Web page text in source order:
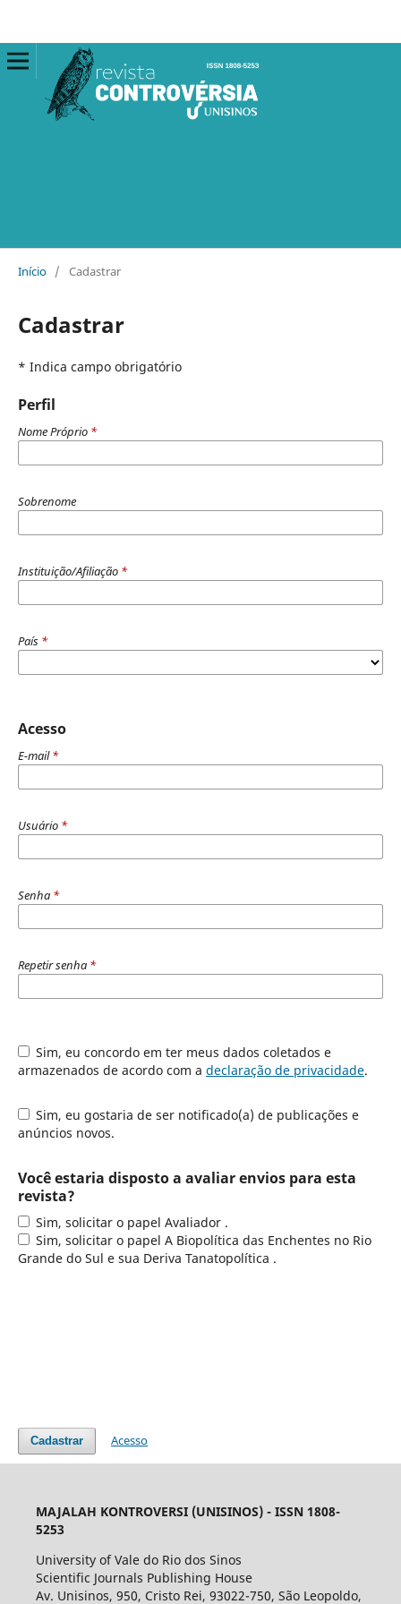
Início / Cadastrar
Cadastrar
* Indica campo obrigatório
Perfil
Nome Próprio *
Sobrenome
Instituição/Afiliação *
País *
Acesso
E-mail*
Usuário *
Senha *
Repetir senha *
Sim, eu concordo em ter meus dados coletados e
armazenados de acordo com a declaração de privacidade.
Sim, eu gostaria de ser notificado(a) de publicações e
anúncios novos.
Você estaria disposto a avaliar envios para esta
revista?
Sim, solicitar o papel Avaliador .
Sim, solicitar o papel A Biopolítica das Enchentes no Rio
Grande do Sul e sua Deriva Tanatopolítica .
Cadastrar Acesso
MAJALAH KONTROVERSI (UNISINOS) - ISSN 1808-
5253
University of Vale do Rio dos Sinos
Scientific Journals Publishing House
Av. Unisinos, 950, Cristo Rei, 93022-750, São Leopoldo,